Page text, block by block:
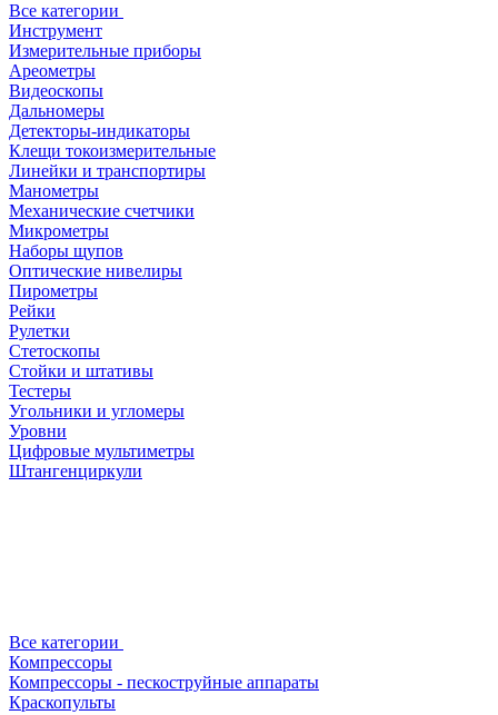
Все категории
Инструмент
Измерительные приборы
Ареометры
Видеоскопы
Дальномеры
Детекторы-индикаторы
Клещи токоизмерительные
Линейки и транспортиры
Манометры
Механические счетчики
Микрометры
Наборы щупов
Оптические нивелиры
Пирометры
Рейки
Рулетки
Стетоскопы
Стойки и штативы
Тестеры
Угольники и угломеры
Уровни
Цифровые мультиметры
Штангенциркули
Все категории
Компрессоры
Компрессоры - пескоструйные аппараты
Краскопульты